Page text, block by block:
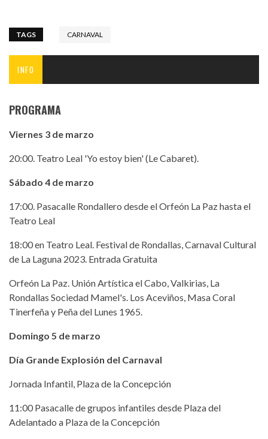
TAGS CARNAVAL
INFO
PROGRAMA
Viernes 3 de marzo
20:00. Teatro Leal 'Yo estoy bien' (Le Cabaret).
Sábado 4 de marzo
17:00. Pasacalle Rondallero desde el Orfeón La Paz hasta el
Teatro Leal
18:00 en Teatro Leal. Festival de Rondallas, Carnaval Cultural
de La Laguna 2023. Entrada Gratuita
Orfeón La Paz. Unión Artística el Cabo, Valkirias, La
Rondallas Sociedad Mamel's. Los Aceviños, Masa Coral
Tinerfeña y Peña del Lunes 1965.
Domingo 5 de marzo
Día Grande Explosión del Carnaval
Jornada Infantil, Plaza de la Concepción
11:00 Pasacalle de grupos infantiles desde Plaza del
Adelantado a Plaza de la Concepción